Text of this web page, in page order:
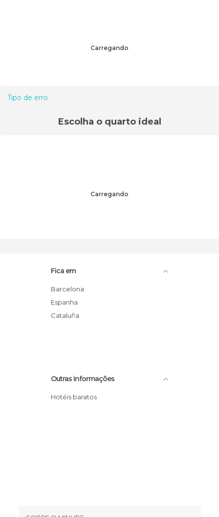
Carregando
Tipo de erro
Escolha o quarto ideal
Carregando
Fica em
Barcelona
Espanha
Cataluña
Outras informações
Hotéis baratos